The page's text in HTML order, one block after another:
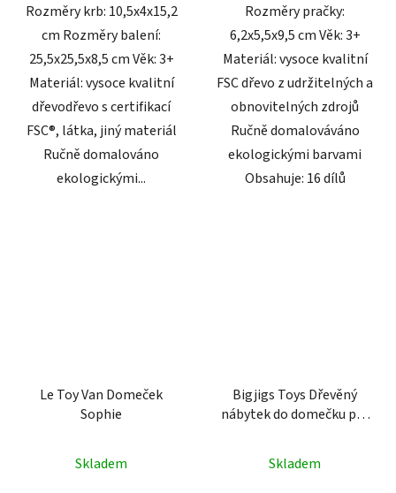
Rozměry krb: 10,5x4x15,2
cm Rozměry balení:
25,5x25,5x8,5 cm Věk: 3+
Materiál: vysoce kvalitní
dřevodřevo s certifikací
FSC®, látka, jiný materiál
Ručně domalováno
ekologickými...
Rozměry pračky:
6,2x5,5x9,5 cm Věk: 3+
Materiál: vysoce kvalitní
FSC dřevo z udržitelných a
obnovitelných zdrojů
Ručně domalováváno
ekologickými barvami
Obsahuje: 16 dílů
Le Toy Van Domeček
Sophie
Skladem
Bigjigs Toys Dřevěný
nábytek do domečku pro
Skladem